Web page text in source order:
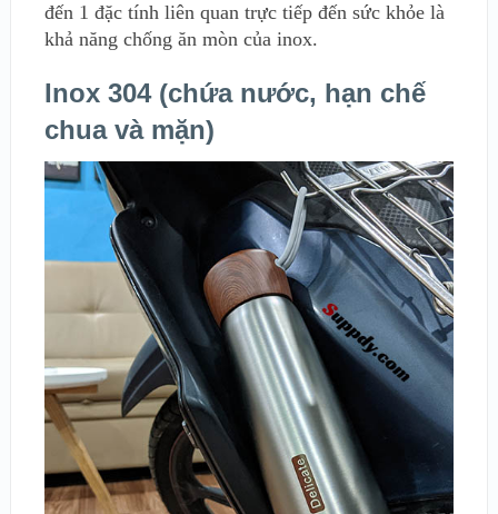
đến 1 đặc tính liên quan trực tiếp đến sức khỏe là
khả năng chống ăn mòn của inox.
Inox 304 (chứa nước, hạn chế
chua và mặn)